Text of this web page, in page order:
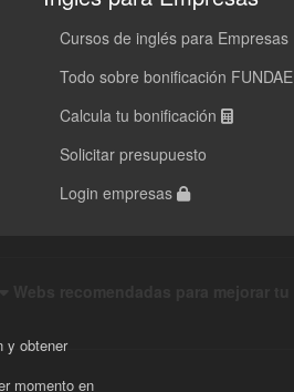
Cursos de inglés para Empresas
Todo sobre bonificación FUNDAE
Calcula tu bonificación
Solicitar presupuesto
Login empresas
y obtener
momento en